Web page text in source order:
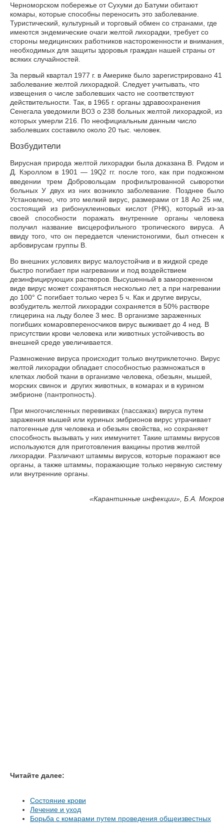
Черноморском побережье от Сухуми до Батуми обитают
комары, которые способны переносить это заболевание.
Туристический, культурный и торговый обмен со странами, где
имеются эндемические очаги желтой лихорадки, требует со
стороны медицинских работников настороженности и внимания,
необходимых для защиты здоровья граждан нашей страны от
всяких случайностей.
За первый квартал 1977 г. в Америке было зарегистрировано 41
заболевание желтой лихорадкой. Следует учитывать, что
извещения о числе заболевших часто не соответствуют
действительности. Так, в 1965 г. органы здравоохранения
Сенегала уведомили ВОЗ о 238 больных желтой лихорадкой, из
которых умерли 216. По неофициальным данным число
заболевших составило около 20 тыс. человек.
Возбудители
Вирусная природа желтой лихорадки была доказана В. Ридом и
Д. Кэроллом в 1901 — 19Q2 гг. после того, как при подкожном
введении трем Добровольцам профильтрованной сыворотки
больных У двух из них возникло заболевание. Позднее было
Установлено, что это мелкий вирус, размерами от 18 Ао 25 нм,
состоящий из рибонуклеиновых кислот (РНК), который из-за
своей способности поражать внутренние органы человека
получил название висцерофильного тропического вируса. А
ввиду того, что он передается членистоногими, был отнесен к
арбовирусам группы В.
Во внешних условиях вирус малоустойчив и в жидкой среде
быстро погибает при нагревании и под воздействием
дезинфицирующих растворов. Высушенный в замороженном
виде вирус может сохраняться несколько лет, а при нагревании
до 100° С погибает только через 5 ч. Как и другие вирусы,
возбудитель желтой лихорадки сохраняется в 50% растворе
глицерина на льду более 3 мес. В организме зараженных
погибших комаровпереносчиков вирус выживает до 4 нед. В
присутствии крови человека или животных устойчивость во
внешней среде увеличивается.
Размножение вируса происходит только внутриклеточно. Вирус
желтой лихорадки обладает способностью размножаться в
клетках любой ткани в организме человека, обезьян, мышей,
морских свинок и других животных, в комарах и в курином
эмбрионе (пантропность).
При многочисленных перевивках (пассажах) вируса путем
заражения мышей или куриных эмбрионов вирус утрачивает
патогенные для человека и обезьян свойства, но сохраняет
способность вызывать у них иммунитет. Такие штаммы вирусов
используются для приготовления вакцины против желтой
лихорадки. Различают штаммы вирусов, которые поражают все
органы, а также штаммы, поражающие только нервную систему
или внутренние органы.
«Карантинные инфекции», Б.А. Мокров
Читайте далее:
Состояние крови
Лечение и уход
Борьба с комарами путем проведения общеизвестных